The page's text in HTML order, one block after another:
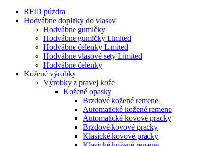
RFID púzdra
Hodvábne doplnky do vlasov
Hodvábne gumičky
Hodvábne gumičky Limited
Hodvábne čelenky Limited
Hodvábne vlasové sety Limited
Hodvábne čelenky
Kožené výrobky
Výrobky z pravej kože
Kožené opasky
Brzdové kožené remene
Automatické kožené remene
Automatické kovové pracky
Brzdové kovové pracky
Klasické kovové pracky